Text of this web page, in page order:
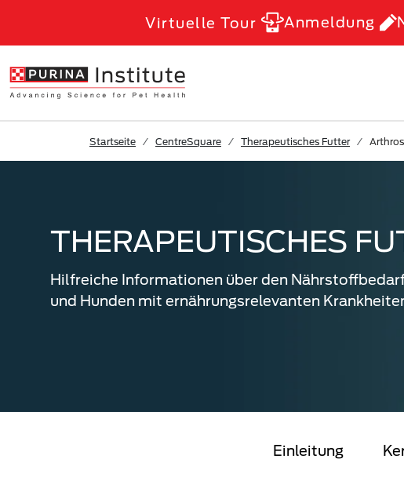
Virtuelle Tour Anmeldung
Startseite CentreSquare Therapeutisches Futter
THERAPEUTISCHES
Hilfreiche Informationen über den
und Hunden mit ernährungsrelevanten
Einleitung